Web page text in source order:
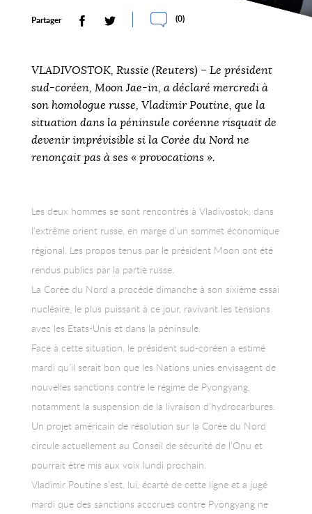
Partager (0)
VLADIVOSTOK, Russie (Reuters) – Le président
sud-coréen, Moon Jae-in, a déclaré mercredi à
son homologue russe, Vladimir Poutine, que la
situation dans la péninsule coréenne risquait de
devenir imprévisible si la Corée du Nord ne
renonçait pas à ses « provocations ».
Les deux hommes se sont rencontrés à Vladivostok, dans
l’extrême orient russe, en marge d’un sommet économique
régional. Les propos tenus par le président Moon ont été
rendus publics par la partie russe.
La Corée du Nord a procédé dimanche à son sixième essai
nucléaire, le plus puissant à ce jour, ravivant les tensions
avec les Etats-Unis et dans la péninsule.
Face à cette situation, le président sud-coréen a estimé
mardi qu’il serait bon que les Nations unies envisagent de
nouvelles sanctions contre le régime de Pyongyang,
notamment la suspension de la livraison d’hydrocarbures.
Un projet américain de résolution sur la Corée du Nord
circule actuellement au Conseil de sécurité de l’Onu et
pourrait être mis aux voix lundi prochain.
Vladimir Poutine s’est, lui, écarté de cette ligne et a jugé
mardi que des sanctions acccrues contre Pyongyang ne